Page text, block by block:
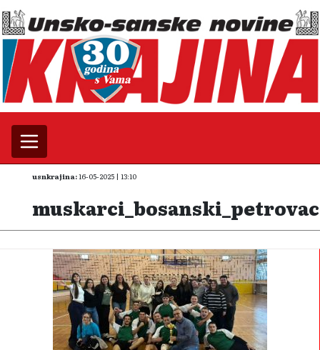
usnkrajina:16-05-2025 | 13:10
muskarci_bosanski_petrovac